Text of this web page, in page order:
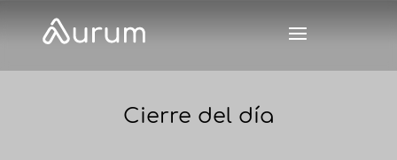
Cierre del día